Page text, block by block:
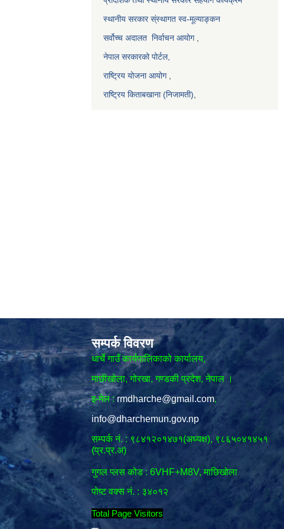
स्थानीय सरकार स्ंस्थागत स्व-मूल्याङ्कन
सर्वोच्च अदालत निर्वाचन आयोग,
नेपाल सरकारको पोर्टल,
राष्ट्रिय योजना आयोग,
राष्ट्रिय किताबखाना (निजामती)
सम्पर्क विवरण
धार्चे गाउँ कार्यपालिकाको कार्यालय,
माछीखोला, गोरखा, गण्डकी प्रदेश, नेपाल ।
इ-मेल : rmdharche@gmail.com,
info@dharchemun.gov.np
सम्पर्क नं. : ९८४१२०१४७१(अध्यक्ष), ९८६५०४१४५१
(प्र.प्र.अ)
गुगल प्लस कोड : 6VHF+M8V, माछिखोला
पोष्ट वक्स नं. : ३४०१२
Total Page Visitors